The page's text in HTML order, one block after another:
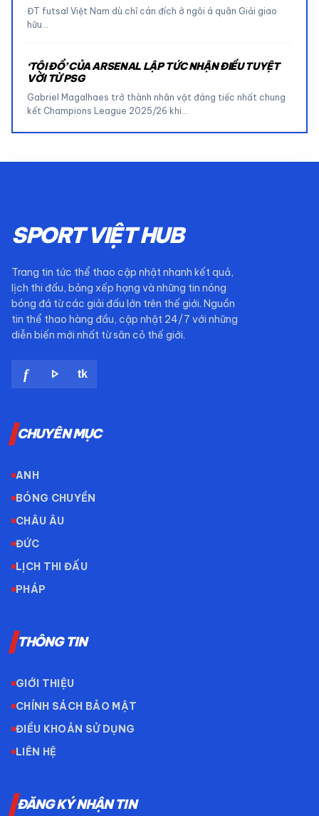
ĐT futsal Việt Nam dù chỉ cán đích ở ngôi á quân Giải giao
hữu…
‘TỘI ĐỒ’ CỦA ARSENAL LẬP TỨC NHẬN ĐIỀU TUYỆT
VỜI TỪ PSG
Gabriel Magalhaes trở thành nhân vật đáng tiếc nhất chung
kết Champions League 2025/26 khi…
SPORT VIỆT HUB
Trang tin tức thể thao cập nhật nhanh kết quả,
lịch thi đấu, bảng xếp hạng và những tin nóng
bóng đá từ các giải đấu lớn trên thế giới. Nguồn
tin thể thao hàng đầu, cập nhật 24/7 với những
diễn biến mới nhất từ sân cỏ thế giới.
f play_arrow tk
CHUYÊN MỤC
ANH
BÓNG CHUYỀN
CHÂU ÂU
ĐỨC
LỊCH THI ĐẤU
PHÁP
THÔNG TIN
GIỚI THIỆU
CHÍNH SÁCH BẢO MẬT
ĐIỀU KHOẢN SỬ DỤNG
LIÊN HỆ
ĐĂNG KÝ NHẬN TIN